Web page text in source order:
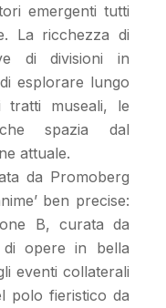
emergenti tutti
La ricchezza di
di divisioni in
esplorare lungo
tratti museali, le
spazia dal
attuale.
da Promoberg
ben precise:
B, curata da
opere in bella
eventi collaterali
polo fieristico da